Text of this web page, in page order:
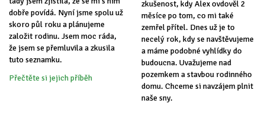
dobře povídá. Nyní jsme spolu už
skoro půl roku a plánujeme
založit rodinu. Jsem moc ráda,
že jsem se přemluvila a zkusila
tuto seznamku.
Přečtěte si jejich příběh
zkušenost, kdy Alex ovdověl 2
měsíce po tom, co mi také
zemřel přítel. Dnes už je to
necelý rok, kdy se navštěvujeme
a máme podobné vyhlídky do
budoucna. Uvažujeme nad
pozemkem a stavbou rodinného
domu. Chceme si navzájem plnit
naše sny.